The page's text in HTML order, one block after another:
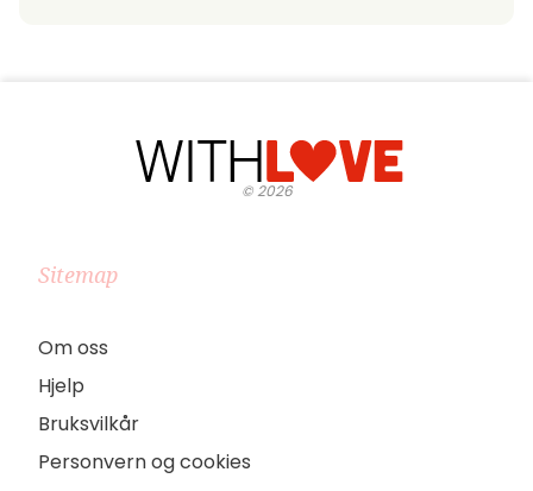
©2026
Sitemap
Om oss
Hjelp
Bruksvilkår
Personvern og cookies